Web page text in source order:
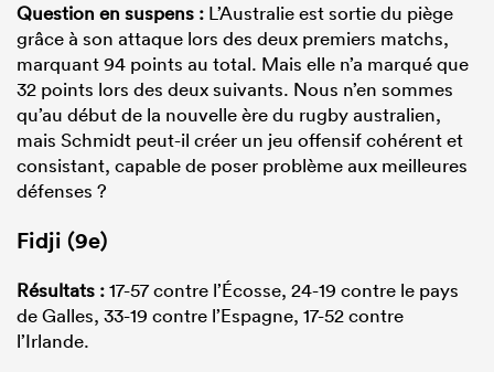
Question en suspens : L’Australie est sortie du piège
grâce à son attaque lors des deux premiers matchs,
marquant 94 points au total. Mais elle n’a marqué que
32 points lors des deux suivants. Nous n’en sommes
qu’au début de la nouvelle ère du rugby australien,
mais Schmidt peut-il créer un jeu offensif cohérent et
consistant, capable de poser problème aux meilleures
défenses ?
Fidji (9e)
Résultats :17-57 contre l’Écosse, 24-19 contre le pays
de Galles, 33-19 contre l’Espagne, 17-52 contre
l’Irlande.